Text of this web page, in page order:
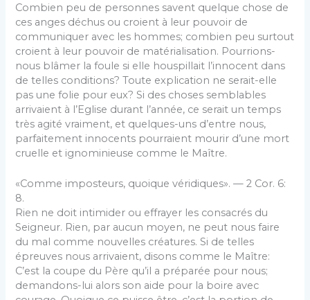
Combien peu de personnes savent quelque chose de
ces anges déchus ou croient à leur pouvoir de
communiquer avec les hommes; combien peu surtout
croient à leur pouvoir de matérialisation. Pourrions-
nous blâmer la foule si elle hous­pillait l’innocent dans
de telles conditions? Toute explication ne serait-elle
pas une folie pour eux? Si des choses semblables
arrivaient à l’Eglise durant l’année, ce serait un temps
très agité vraiment, et quelques-uns d’entre nous,
parfaitement innocents pourraient mourir d’une mort
cruelle et ignominieuse comme le Maître.
«Comme imposteurs, quoique véridiques». — 2 Cor. 6:
8.
Rien ne doit intimider ou effrayer les consacrés du
Seigneur. Rien, par aucun moyen, ne peut nous faire
du mal comme nouvelles créatures. Si de telles
épreuves nous arrivaient, disons comme le Maître:
C’est la coupe du Père qu’il a préparée pour nous;
demandons-lui alors son aide pour la boire avec